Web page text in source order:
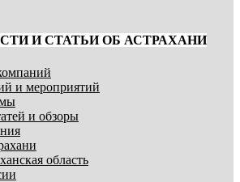
И СТАТЬИ ОБ АСТРАХАНИ
и мероприятий
и обзоры
область